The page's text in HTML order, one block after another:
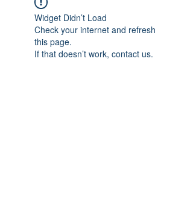
Widget Didn’t Load
Check your internet and refresh
this page.
If that doesn’t work, contact us.